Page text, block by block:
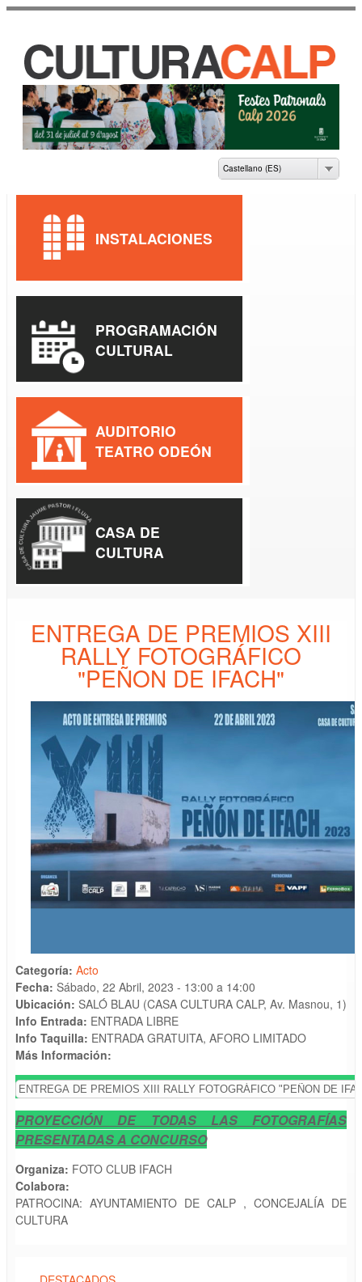
principal
CASA DE CULTURA
JAUME PASTOR I
Castellano (ES)
ENTREGA DE PREMIOS XIII
RALLY FOTOGRÁFICO
"PEÑON DE IFACH"
Categoría: Acto
Fecha: Sábado, 22 Abril, 2023 - 13:00 a 14:00
Ubicación: SALÓ BLAU (CASA CULTURA CALP, Av. Masnou, 1)
Info Entrada: ENTRADA LIBRE
Info Taquilla: ENTRADA GRATUITA, AFORO LIMITADO
Más Información:
PROYECCIÓN DE TODAS LAS FOTOGRAFÍAS
PRESENTADAS A CONCURSO
Organiza: FOTO CLUB IFACH
Colabora:
PATROCINA: AYUNTAMIENTO DE CALP , CONCEJALÍA DE
CULTURA
INSTALACIONES
PROGRAMACIÓN
CULTURAL
AUDITORIO
TEATRO ODEÓN
CASA DE
CULTURA